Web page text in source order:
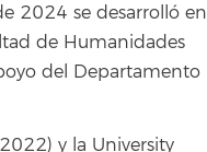
2024 se desarrolló en
de Humanidades
del Departamento
y la University